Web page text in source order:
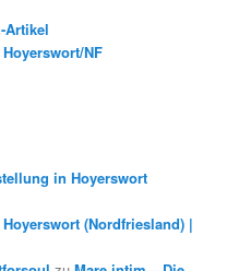
Artikel
NF
in Hoyerswort
(Nordfriesland) |